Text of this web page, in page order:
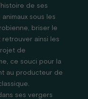
de ses
sous les
briser le
ainsi les
de
ce souci pour la
au producteur de
ses vergers